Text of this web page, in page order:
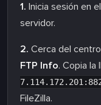
1. Inicia sesión en el
servidor.
2. Cerca del
FTP Info. Copia la
FileZilla.